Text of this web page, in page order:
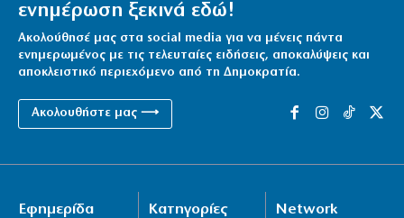
ενημέρωση ξεκινά εδώ!
Ακολούθησέ μας στα social media για να μένεις πάντα
ενημερωμένος με τις τελευταίες ειδήσεις, αποκαλύψεις και
αποκλειστικό περιεχόμενο από τη Δημοκρατία.
Ακολουθήστε μας ⟶
Εφημερίδα
Κατηγορίες Network